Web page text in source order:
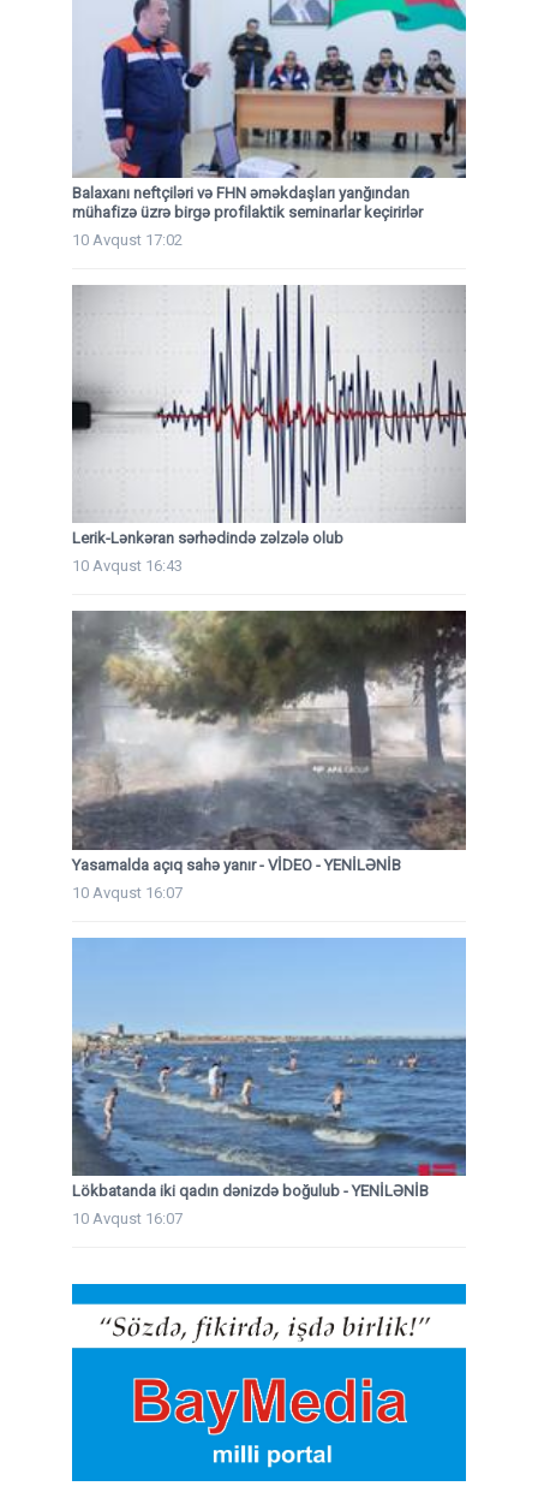
Balaxanı neftçiləri və FHN əməkdaşları yanğından
mühafizə üzrə birgə profilaktik seminarlar keçirirlər
10 Avqust 17:02
Lerik-Lənkəran sərhədində zəlzələ olub
10 Avqust 16:43
Yasamalda açıq sahə yanır - VİDEO - YENİLƏNİB
10 Avqust 16:07
Lökbatanda iki qadın dənizdə boğulub - YENİLƏNİB
10 Avqust 16:07